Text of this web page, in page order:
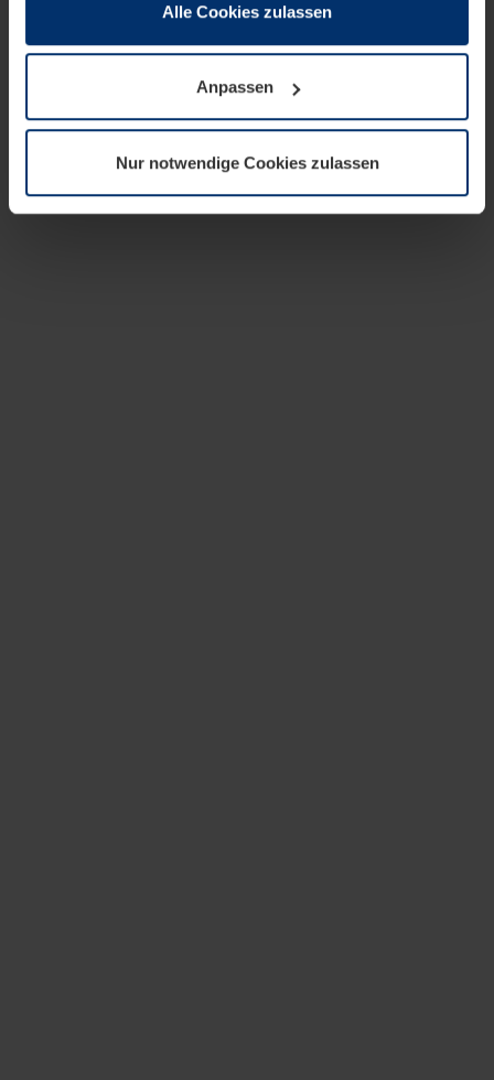
wenn diese für den Betrieb dieser Seite unbedingt
notwendig sind. Für alle anderen Cookie-Typen benötigen
wir Ihre Erlaubnis. Ihre Einwilligung können Sie jederzeit
Datenschutzerklärungunserer Website ändern oder
widerrufen.
Alle Cookies zulassen
Anpassen
Nur notwendige Cookies zulassen